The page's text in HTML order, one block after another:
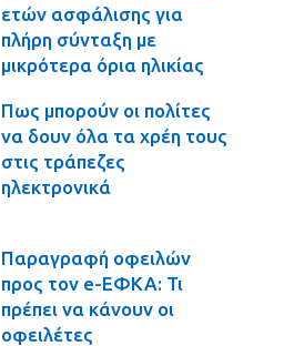
ετών ασφάλισης για
πλήρη σύνταξη με
μικρότερα όρια ηλικίας
Πως μπορούν οι πολίτες
να δουν όλα τα χρέη τους
στις τράπεζες
ηλεκτρονικά
Παραγραφή οφειλών
προς τον e-ΕΦΚΑ: Τι
πρέπει να κάνουν οι
οφειλέτες